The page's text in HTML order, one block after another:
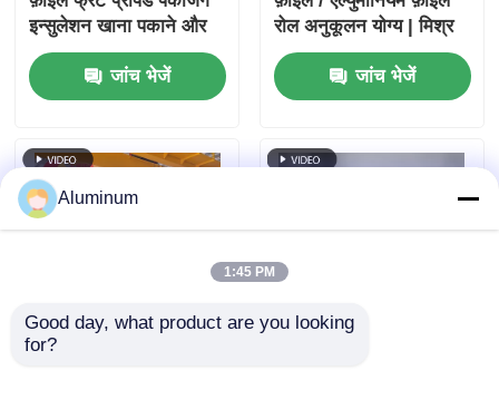
इन्सुलेशन खाना पकाने और
औद्योगिक अनुप्रयोगों के लिए
उपयुक्त है जो बेहतर बाधा
सुनिश्चित करता है
जांच भेजें
रोल अनुकूलन योग्य | मिश्र
धातु 3003 एवं 8011 | खाद्य
पैकेजिंग फ़ॉइल | नमी
प्रतिरोधी और गर्मी प्रतिरोधी
जांच भेजें
Aluminum
1:45 PM
Good day, what product are you looking
for?